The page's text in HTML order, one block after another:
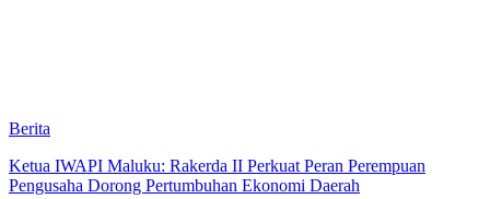
Berita
Ketua IWAPI Maluku: Rakerda II Perkuat Peran Perempuan
Pengusaha Dorong Pertumbuhan Ekonomi Daerah